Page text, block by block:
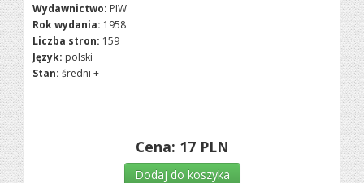
Wydawnictwo: PIW
Rok wydania: 1958
Liczba stron: 159
Język: polski
Stan: średni +
Cena: 17 PLN
Dodaj do koszyka